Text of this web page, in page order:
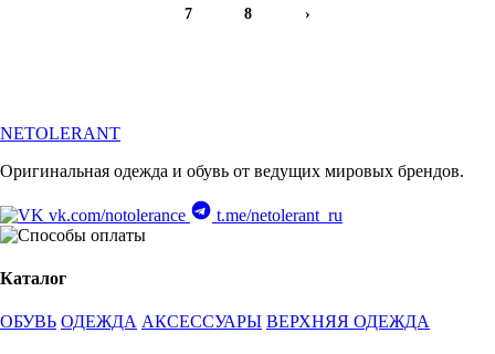
7 8 ›
NETOLERANT
Оригинальная одежда и обувь от ведущих мировых брендов.
vk.com/notolerance t.me/netolerant_ru
Каталог
ОБУВЬ ОДЕЖДА АКСЕССУАРЫ ВЕРХНЯЯ ОДЕЖДА